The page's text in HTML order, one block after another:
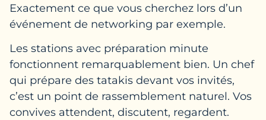
Exactement ce que vous cherchez lors d’un
événement de networking par exemple.
Les stations avec préparation minute
fonctionnent remarquablement bien. Un chef
qui prépare des tatakis devant vos invités,
c’est un point de rassemblement naturel. Vos
convives attendent, discutent, regardent.